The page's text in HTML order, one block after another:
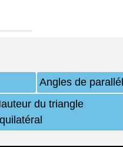
Angles de
du triangle